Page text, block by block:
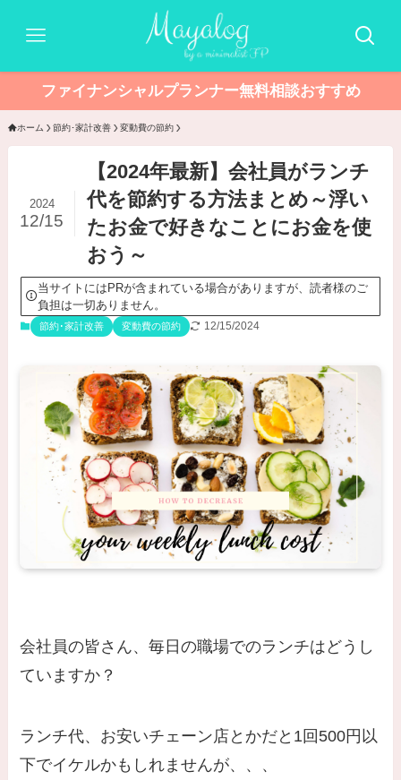
ファイナンシャルプランナー無料相談おすすめ
ホーム 節約･家計改善 変動費の節約
【2024年最新】会社員がランチ
代を節約する方法まとめ～浮い
たお金で好きなことにお金を使
おう～
2024
12/15
当サイトにはPRが含まれている場合がありますが、読者様のご
負担は一切ありません。
節約･家計改善 変動費の節約 12/15/2024
会社員の皆さん、毎日の職場でのランチはどうし
ていますか？
ランチ代、お安いチェーン店とかだと1回500円以
下でイケルかもしれませんが、、、